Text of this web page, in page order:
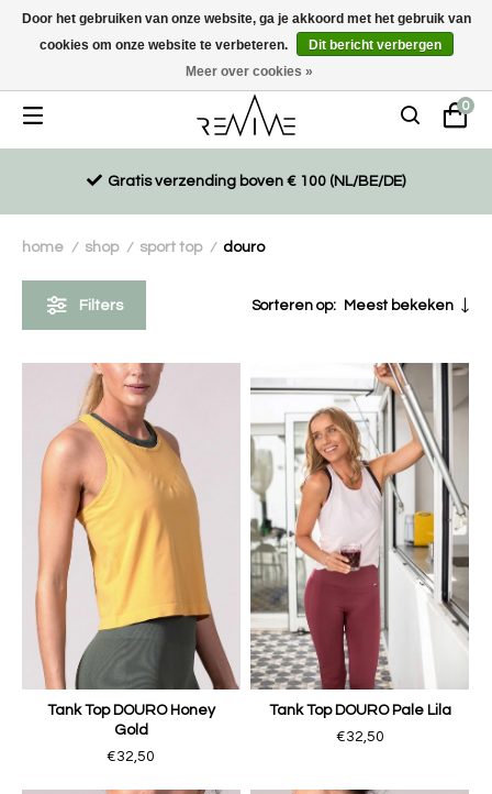
Duurzaam, eco-vriendelijk en ethisch gemaakte producten
0
Gratis verzending boven € 100 (NL/BE/DE)
home / shop / sport top / douro
Filters Sorteren op: Meest bekeken
Tank Top DOURO Honey
Gold
€32,50
Tank Top DOURO Pale Lila
€32,50
Door het gebruiken van onze website, ga je akkoord met het gebruik van
cookies om onze website te verbeteren.
Dit bericht verbergen
Meer over cookies »